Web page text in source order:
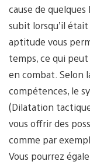
cause de quelques
subit lorsqu’il
aptitude vous
temps, ce qui
en combat. Selon
compétences, le
(Dilatation
vous offrir des
comme par
Vous pourrez